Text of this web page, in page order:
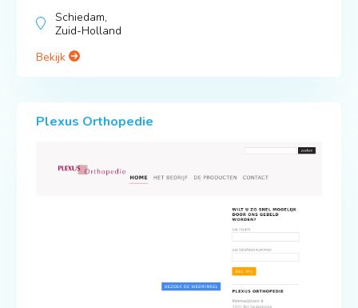
Schiedam,
Zuid-Holland
Bekijk
Plexus Orthopedie